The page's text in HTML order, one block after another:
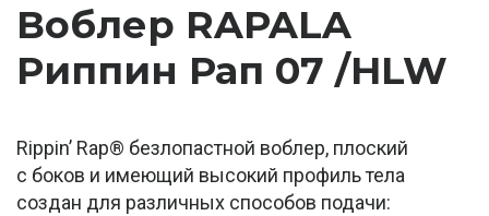
Воблер RAPALA
Риппин Рап 07 /HLW
Rippin’ Rap® безлопастной воблер, плоский
с боков и имеющий высокий профиль тела
создан для различных способов подачи: